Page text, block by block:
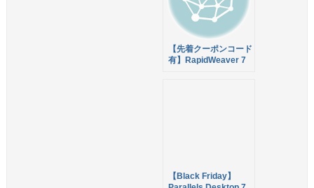
【先着クーポンコード
有】RapidWeaver 7
【Black Friday】